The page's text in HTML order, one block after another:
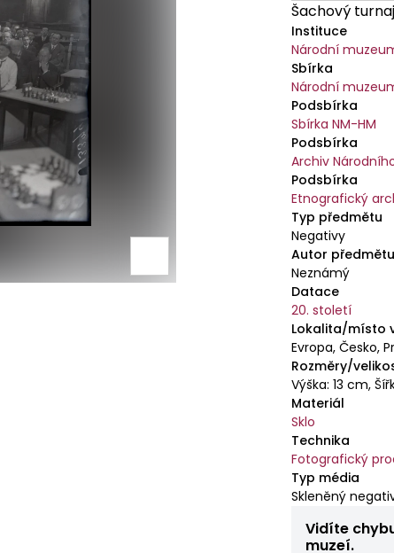
Šachový
Instituce
Národní
Sbírka
Národní
Podsbírka
Sbírka NM-HM
Podsbírka
Archiv
Podsbírka
Etnografický
Typ předmětu
Negativy
Autor předmětu
Neznámý
Datace
20. století
Lokalita/místo
Evropa, Česko,
Rozměry/
Výška: 13 cm,
Materiál
Sklo
Technika
Fotografický
Typ média
Skleněný
Vidíte
muzeí.